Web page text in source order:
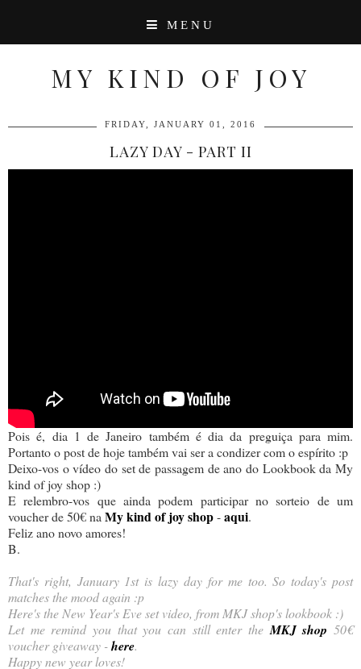
MENU
MY KIND OF JOY
FRIDAY, JANUARY 01, 2016
LAZY DAY - PART II
Pois é, dia 1 de Janeiro também é dia da preguiça para mim.
Portanto o post de hoje também vai ser a condizer com o espírito :p
Deixo-vos o vídeo do set de passagem de ano do Lookbook da My
kind of joy shop :)
E relembro-vos que ainda podem participar no sorteio de um
voucher de 50€ na My kind of joy shop-aqui.
Feliz ano novo amores!
B.
That's right, January 1st is lazy day for me too. So today's post
matches the mood again :p
Here's the New Year's Eve set video, from MKJ shop's lookbook :)
Let me remind you that you can still enter the MKJ shop 50€
voucher giveaway -here.
Happy new year loves!